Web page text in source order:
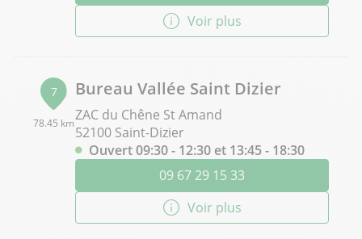
Voir plus
7
78.45 km
Bureau Vallée Saint Dizier
ZAC du Chêne St Amand
52100 Saint-Dizier
Ouvert 09:30 - 12:30 et 13:45 - 18:30
09 67 29 15 33
Voir plus